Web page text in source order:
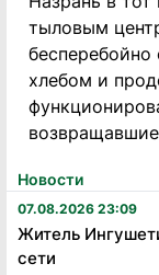
Новости
07.08.2026 23:09
Житель
сети
тыловым
хлебом и